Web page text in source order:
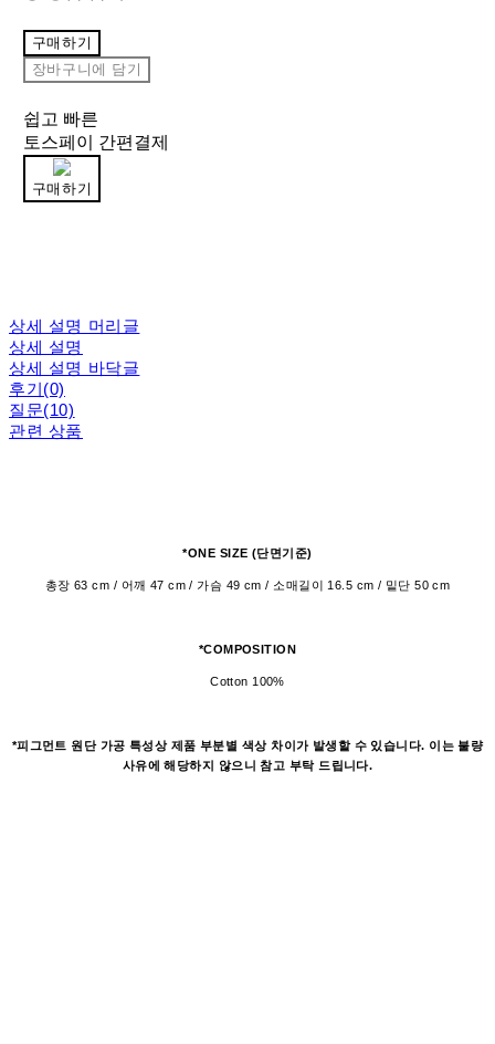
구매하기
장바구니에 담기
쉽고 빠른
토스페이 간편결제
구매하기
상세 설명 머리글
상세 설명
상세 설명 바닥글
후기(0)
질문(10)
관련 상품
*ONE SIZE (단면기준)
총장 63 cm / 어깨 47 cm / 가슴 49 cm / 소매길이 16.5 cm / 밑단 50 cm
*COMPOSITION
Cotton 100%
*피그먼트 원단 가공 특성상 제품 부분별 색상 차이가 발생할 수 있습니다. 이는 불량
사유에 해당하지 않으니 참고 부탁 드립니다.